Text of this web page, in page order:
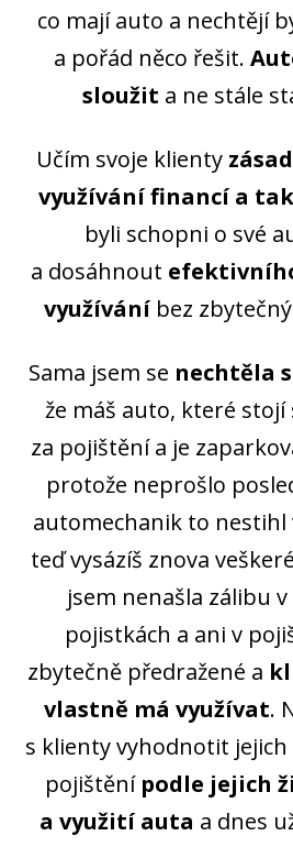
co mají auto a nechtějí
a pořád něco řešit.
sloužit a ne stále
Učím svoje klienty
využívání financí a
byli schopni o své
a dosáhnout
využíváníbez
Sama jsem se nechtěla
že máš auto, které
za pojištění a je
protože neprošlo
automechanik to nestihl
teď vysázíš znova
jsem nenašla zálibu
pojistkách a ani v
zbytečně předražené a
vlastně má využívat.
s klienty vyhodnotit
pojištění podle jejich
a využití auta a dnes